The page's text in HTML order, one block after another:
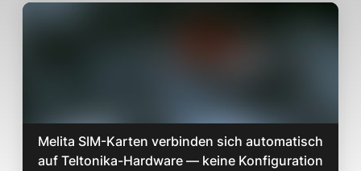
Melita SIM-Karten verbinden sich automatisch
auf Teltonika-Hardware — keine Konfiguration